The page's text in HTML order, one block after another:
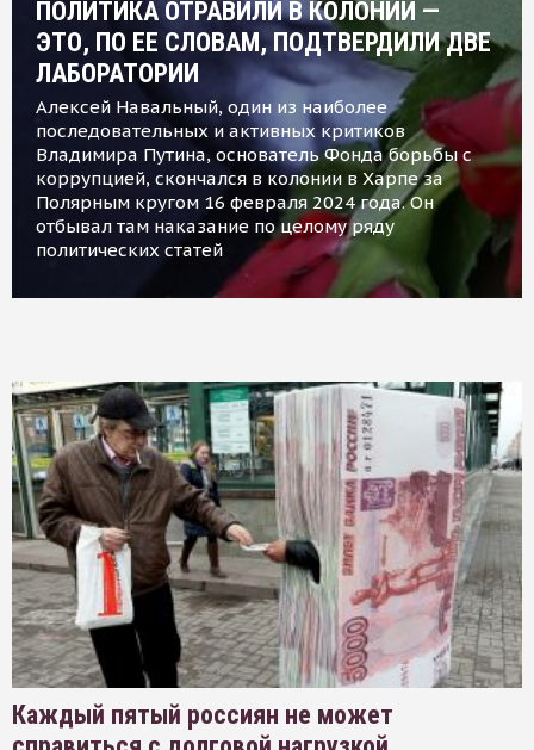
ПОЛИТИКА ОТРАВИЛИ В КОЛОНИИ —
ЭТО, ПО ЕЕ СЛОВАМ, ПОДТВЕРДИЛИ ДВЕ
ЛАБОРАТОРИИ
Алексей Навальный, один из наиболее
последовательных и активных критиков
Владимира Путина, основатель Фонда борьбы с
коррупцией, скончался в колонии в Харпе за
Полярным кругом 16 февраля 2024 года. Он
отбывал там наказание по целому ряду
политических статей
Каждый пятый россиян не может